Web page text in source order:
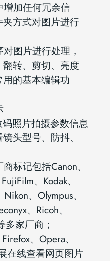
增加任何冗余信
方式对图片进行
图片进行处理，
转、剪切、亮度
的基本编辑功
码照片拍摄参数信息
头型号、防抖、
标记包括Canon、
、Kodak、
、Olympus、
、Ricoh、
多家厂商；
、Opera、
在线查看网页图片